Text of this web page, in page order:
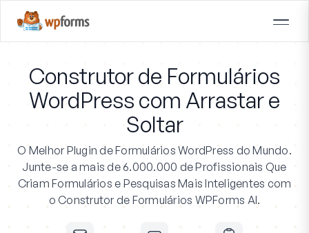
Construtor de Formulários
WordPress com Arrastar e
Soltar
O Melhor Plugin de Formulários WordPress do Mundo.
Junte-se a mais de 6.000.000 de Profissionais Que
Criam Formulários e Pesquisas Mais Inteligentes com
o Construtor de Formulários WPForms AI.